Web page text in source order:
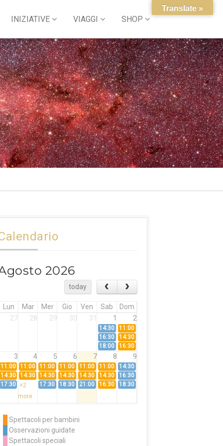
INIZIATIVE VIAGGI SHOP
2026
today
Lun Mar Mer Gio Ven Sab
Dom
27
28 29 30 31 1 2
14:30
11:00
16:30
14:30
18:00
16:30
3 4 5 6 7 8 9
11:00 11:00 11:00 11:00 11:00 11:00
14:30
14:30 14:30 14:30 14:30 14:30 14:30
16:30
17:30 +2
more
17:30 18:30 21:00 16:30 18:30
11:00
14:30
+3
Spettacoli per bambini
Osservazioni guidate
Spettacoli speciali
Translate »